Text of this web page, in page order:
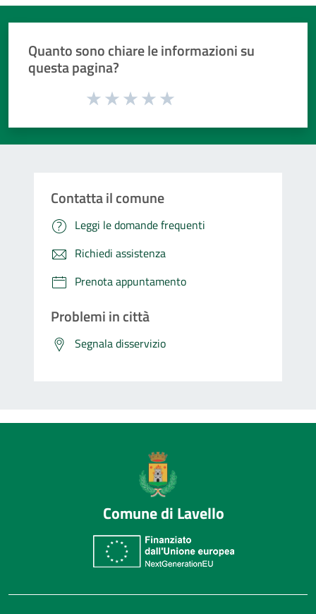
Quanto sono chiare le informazioni su
questa pagina?
Valuta da 1 a 5 stelle la pagina
Contatta il comune
Leggi le domande frequenti
Richiedi assistenza
Prenota appuntamento
Problemi in città
Segnala disservizio
Comune di Lavello